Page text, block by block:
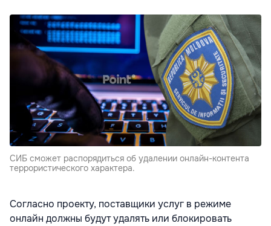
СИБ сможет распорядиться об удалении онлайн-контента
террористического характера.
Согласно проекту, поставщики услуг в режиме
онлайн должны будут удалять или блокировать